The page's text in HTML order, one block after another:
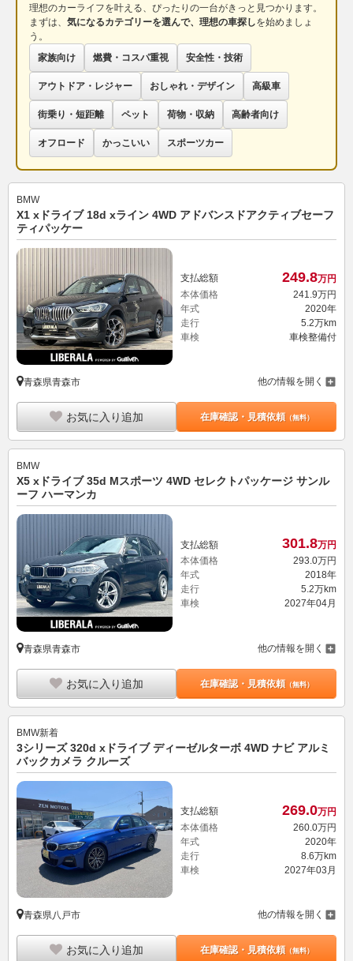
理想のカーライフを叶える、ぴったりの一台がきっと見つかります。
まずは、 気になるカテゴリーを選んで、理想の車探しを始めましょ
う。
家族向け
燃費・コスパ重視 安全性・技術
アウトドア・レジャー おしゃれ・デザイン 高級車
街乗り・短距離 ペット 荷物・収納 高齢者向け
オフロード かっこいい スポーツカー
BMW
X1 xドライブ 18d xライン 4WD アドバンスドアクティブセーフ
ティパッケー
支払総額 249.8万円
本体価格
241. 9万円
年式
2020年
走行
5.2万km
車検
車検整備付
青森県青森市 他の情報を開く
お気に入り追加 在庫確認・見積依頼（無料）
BMW
X5 xドライブ 35d Mスポーツ 4WD セレクトパッケージ サンル
ーフ ハーマンカ
支払総額 301.8万円
本体価格
293.0万円
年式
2018年
走行
5.2万km
車検
2027年04月
青森県青森市 他の情報を開く
お気に入り追加 在庫確認・見積依頼（無料）
BMW新着
3シリーズ 320d xドライブ ディーゼルターボ 4WD ナビ アルミ
バックカメラ クルーズ
支払総額 269.0万円
本体価格
260. 0万円
年式
2020年
走行
8.6万km
車検
2027年03月
青森県八戸市 他の情報を開く
お気に入り追加 在庫確認・見積依頼（無料）